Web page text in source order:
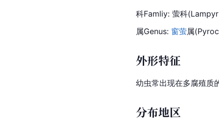
科Famliy: 萤科(
属Genus: 窗萤属
外形特征
幼虫常出现在多腐殖质
分布地区